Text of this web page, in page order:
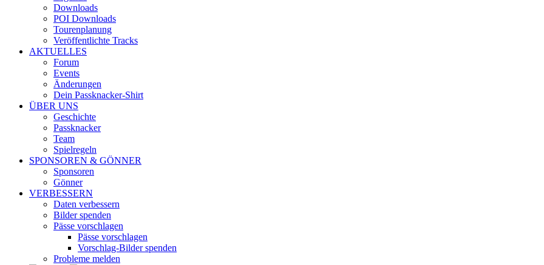
Downloads
POI Downloads
Tourenplanung
Veröffentlichte Tracks
AKTUELLES
Forum
Events
Änderungen
Dein Passknacker-Shirt
ÜBER UNS
Geschichte
Passknacker
Team
Spielregeln
SPONSOREN & GÖNNER
Sponsoren
Gönner
VERBESSERN
Daten verbessern
Bilder spenden
Pässe vorschlagen
Pässe vorschlagen
Vorschlag-Bilder spenden
Probleme melden